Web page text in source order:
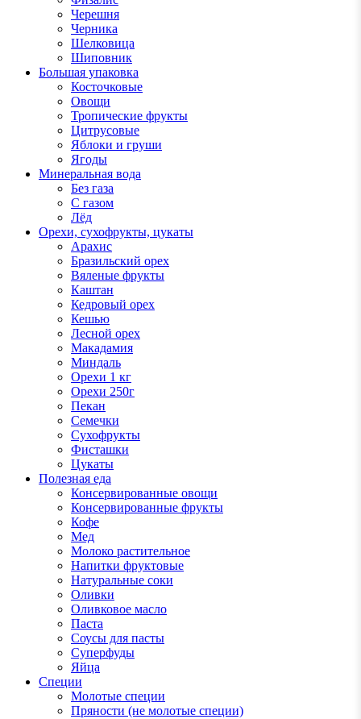
Черешня
Черника
Шелковица
Шиповник
Большая упаковка
Косточковые
Овощи
Тропические фрукты
Цитрусовые
Яблоки и груши
Ягоды
Минеральная вода
Без газа
С газом
Лёд
Орехи, сухофрукты, цукаты
Арахис
Бразильский орех
Вяленые фрукты
Каштан
Кедровый орех
Кешью
Лесной орех
Макадамия
Миндаль
Орехи 1 кг
Орехи 250г
Пекан
Семечки
Сухофрукты
Фисташки
Цукаты
Полезная еда
Консервированные овощи
Консервированные фрукты
Кофе
Мед
Молоко растительное
Напитки фруктовые
Натуральные соки
Оливки
Оливковое масло
Паста
Соусы для пасты
Суперфуды
Яйца
Специи
Молотые специи
Пряности (не молотые специи)